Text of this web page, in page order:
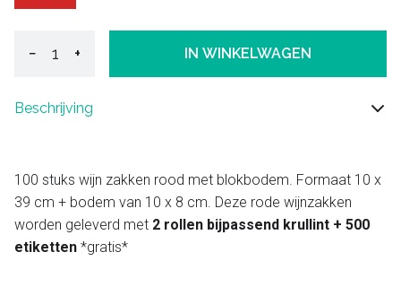
− + IN WINKELWAGEN
Beschrijving
100 stuks wijn zakken rood met blokbodem. Formaat 10 x
39 cm + bodem van 10 x 8 cm. Deze rode wijnzakken
worden geleverd met 2 rollen bijpassend krullint + 500
etiketten *gratis*